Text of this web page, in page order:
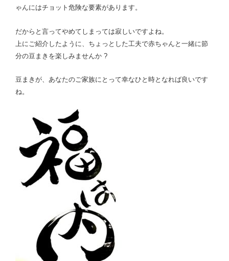
ゃんにはチョット危険な要素があります。
だからと言ってやめてしまっては寂しいですよね。
上にご紹介したように、ちょっとした工夫で赤ちゃんと一緒に節
分の豆まきを楽しみませんか ?
豆まきが、あなたのご家族にとって幸なひと時となれば良いです
ね。